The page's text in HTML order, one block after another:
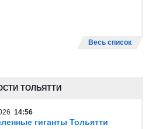
Весь список
ТОЛЬЯТТИ
14:56
гиганты Тольятти